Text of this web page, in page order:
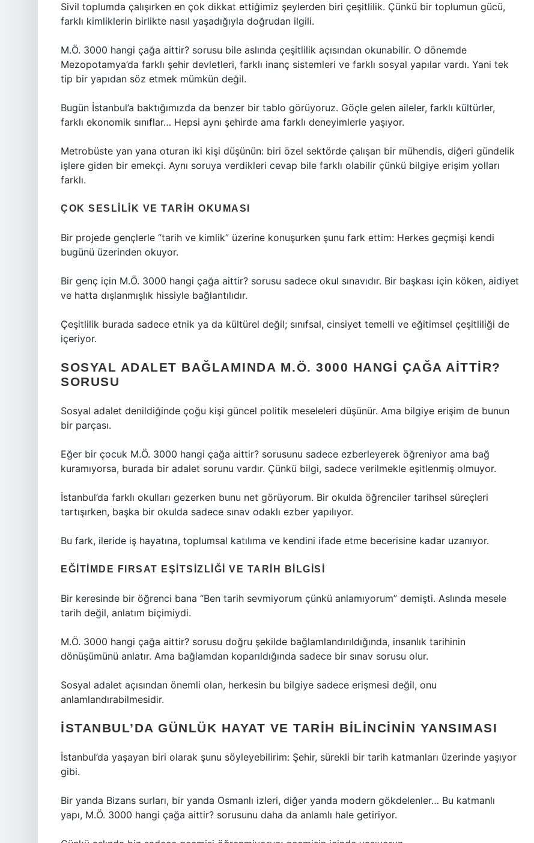
Sivil toplumda çalışırken en çok dikkat ettiğimiz şeylerden biri çeşitlilik. Çünkü bir toplumun gücü,
farklı kimliklerin birlikte nasıl yaşadığıyla doğrudan ilgili.
M.Ö. 3000 hangi çağa aittir? sorusu bile aslında çeşitlilik açısından okunabilir. O dönemde
Mezopotamya’da farklı şehir devletleri, farklı inanç sistemleri ve farklı sosyal yapılar vardı. Yani tek
tip bir yapıdan söz etmek mümkün değil.
Bugün İstanbul’a baktığımızda da benzer bir tablo görüyoruz. Göçle gelen aileler, farklı kültürler,
farklı ekonomik sınıflar… Hepsi aynı şehirde ama farklı deneyimlerle yaşıyor.
Metrobüste yan yana oturan iki kişi düşünün: biri özel sektörde çalışan bir mühendis, diğeri gündelik
işlere giden bir emekçi. Aynı soruya verdikleri cevap bile farklı olabilir çünkü bilgiye erişim yolları
farklı.
ÇOK SESLILIK VE TARIH OKUMASI
Bir projede gençlerle “tarih ve kimlik” üzerine konuşurken şunu fark ettim: Herkes geçmişi kendi
bugünü üzerinden okuyor.
Bir genç için M.Ö. 3000 hangi çağa aittir? sorusu sadece okul sınavıdır. Bir başkası için köken, aidiyet
ve hatta dışlanmışlık hissiyle bağlantılıdır.
Çeşitlilik burada sadece etnik ya da kültürel değil; sınıfsal, cinsiyet temelli ve eğitimsel çeşitliliği de
içeriyor.
SOSYAL ADALET BAĞLAMINDA M.Ö. 3000 HANGI ÇAĞA AITTIR?
SORUSU
Sosyal adalet denildiğinde çoğu kişi güncel politik meseleleri düşünür. Ama bilgiye erişim de bunun
bir parçası.
Eğer bir çocuk M.Ö. 3000 hangi çağa aittir? sorusunu sadece ezberleyerek öğreniyor ama bağ
kuramıyorsa, burada bir adalet sorunu vardır. Çünkü bilgi, sadece verilmekle eşitlenmiş olmuyor.
İstanbul’da farklı okulları gezerken bunu net görüyorum. Bir okulda öğrenciler tarihsel süreçleri
tartışırken, başka bir okulda sadece sınav odaklı ezber yapılıyor.
Bu fark, ileride iş hayatına, toplumsal katılıma ve kendini ifade etme becerisine kadar uzanıyor.
EĞITIMDE FIRSAT EŞITSIZLIĞI VE TARIH BILGISI
Bir keresinde bir öğrenci bana “Ben tarih sevmiyorum çünkü anlamıyorum” demişti. Aslında mesele
tarih değil, anlatım biçimiydi.
M.Ö. 3000 hangi çağa aittir? sorusu doğru şekilde bağlamlandırıldığında, insanlık tarihinin
dönüşümünü anlatır. Ama bağlamdan koparıldığında sadece bir sınav sorusu olur.
Sosyal adalet açısından önemli olan, herkesin bu bilgiye sadece erişmesi değil, onu
anlamlandırabilmesidir.
İSTANBUL’DA GÜNLÜK HAYAT VE TARIH BILINCININ YANSIMASI
İstanbul’da yaşayan biri olarak şunu söyleyebilirim: Şehir, sürekli bir tarih katmanları üzerinde yaşıyor
gibi.
Bir yanda Bizans surları, bir yanda Osmanlı izleri, diğer yanda modern gökdelenler… Bu katmanlı
yapı, M.Ö. 3000 hangi çağa aittir? sorusunu daha da anlamlı hale getiriyor.